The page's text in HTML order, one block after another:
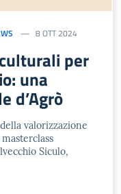
8 OTT 2024
per
una
d’Agrò
valorizzazione
Siculo,